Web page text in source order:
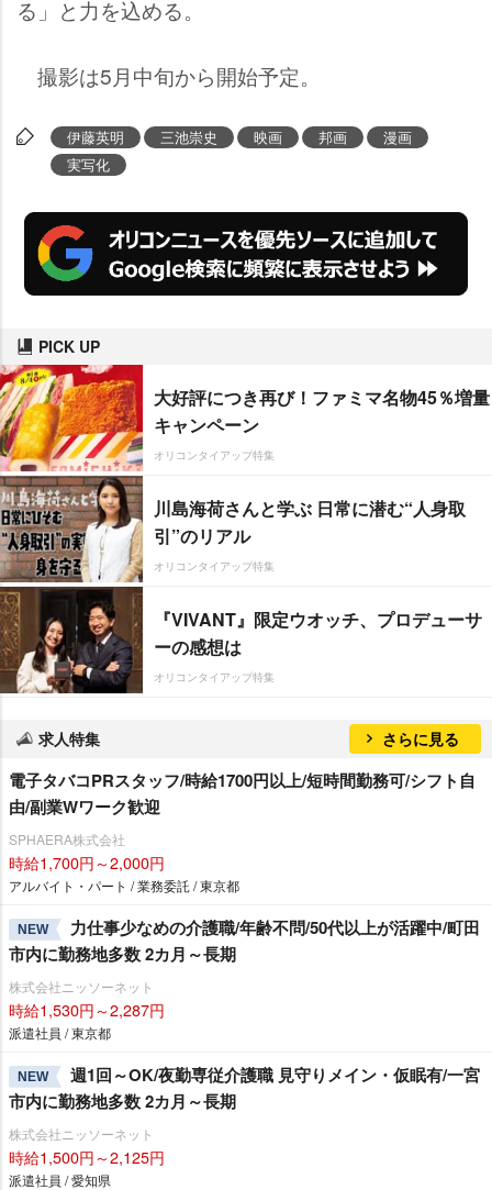
る」と力を込める。
撮影は5月中旬から開始予定。
伊藤英明 三池崇史 映画 邦画
漫画
実写化
PICK UP
大好評につき再び！ファミマ名物45％増量
キャンペーン
オリコンタイアップ特集
川島海荷さんと学ぶ 日常に潜む“人身取
引”のリアル
オリコンタイアップ特集
『VIVANT』限定ウオッチ、プロデューサ
ーの感想は
オリコンタイアップ特集
求人特集 さらに見る
電子タバコPRスタッフ/時給1700円以上/短時間勤務可/シフト自
由/副業Wワーク歓迎
SPHAERA株式会社
時給1,700円～2,000円
アルバイト・パート / 業務委託 / 東京都
NEW
力仕事少なめの介護職/年齢不問/50代以上が活躍中/町田
市内に勤務地多数 2カ月～長期
株式会社ニッソーネット
時給1,530円～2,287円
派遣社員 / 東京都
NEW
週1回～OK/夜勤専従介護職 見守りメイン・仮眠有/一宮
市内に勤務地多数 2カ月～長期
株式会社ニッソーネット
時給1,500円～2,125円
派遣社員 / 愛知県